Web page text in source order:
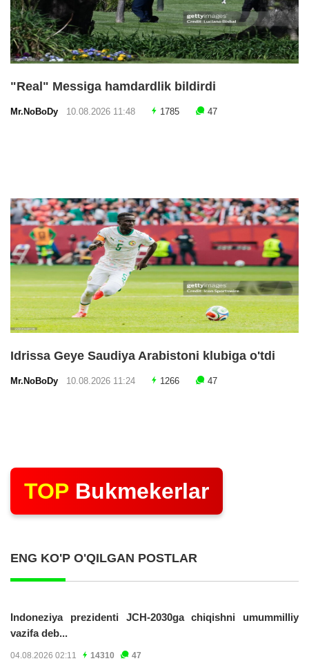
"Real" Messiga hamdardlik bildirdi
Mr.NoBoDy 10.08.2026 11:48 1785 47
Idrissa Geye Saudiya Arabistoni klubiga o'tdi
Mr.NoBoDy 10.08.2026 11:24 1266 47
TOP Bukmekerlar
ENG KO'P O'QILGAN POSTLAR
Indoneziya prezidenti JCH-2030ga chiqishni umummilliy
vazifa deb...
04.08.2026 02:11 14310 47